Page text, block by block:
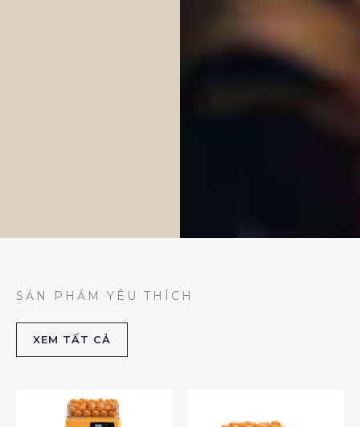
SẢN PHẨM YÊU THÍCH
XEM TẤT CẢ